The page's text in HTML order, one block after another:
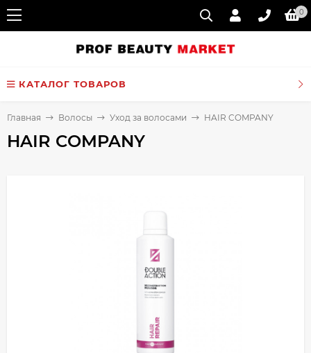
0
КАТАЛОГ ТОВАРОВ
Главная Волосы Уход за волосами HAIR COMPANY
HAIR COMPANY